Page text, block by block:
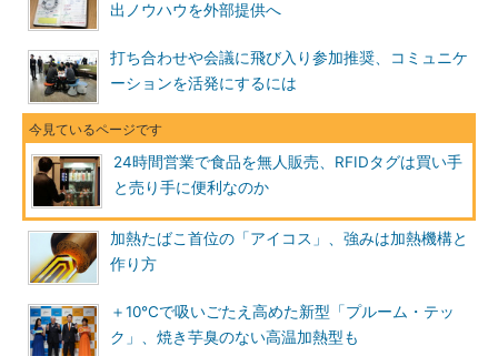
出ノウハウを外部提供へ
打ち合わせや会議に飛び入り参加推奨、コミュニケ
ーションを活発にするには
24時間営業で食品を無人販売、RFIDタグは買い手
と売り手に便利なのか
加熱たばこ首位の「アイコス」、強みは加熱機構と
作り方
＋10℃で吸いごたえ高めた新型「プルーム・テッ
ク」、焼き芋臭のない高温加熱型も